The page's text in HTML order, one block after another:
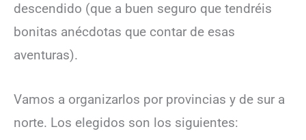
descendido (que a buen seguro que tendréis
bonitas anécdotas que contar de esas
aventuras).
Vamos a organizarlos por provincias y de sur a
norte. Los elegidos son los siguientes: